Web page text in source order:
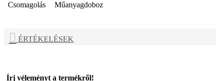
Csomagolás
Műanyagdoboz
ÉRTÉKELÉSEK
Írj véleményt a termékről!